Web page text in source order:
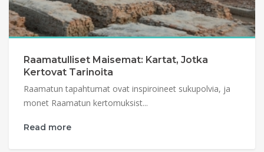
Raamatulliset Maisemat: Kartat, Jotka
Kertovat Tarinoita
Raamatun tapahtumat ovat inspiroineet sukupolvia, ja
monet Raamatun kertomuksist...
Read more